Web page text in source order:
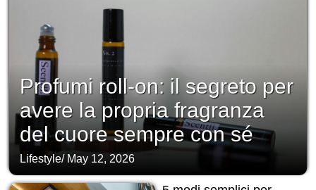
Profumi roll-on: il segreto per
avere la propria fragranza
del cuore sempre con sé
Lifestyle/ May 12, 2026